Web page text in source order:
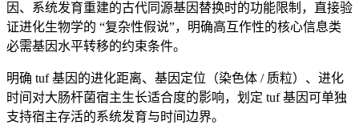
因、系统发育重建的古代同源基因替换时的功能限制，直接验
证进化生物学的 “复杂性假说”，明确高互作性的核心信息类
必需基因水平转移的约束条件。
明确 tuf 基因的进化距离、基因定位（染色体 / 质粒）、进化
时间对大肠杆菌宿主生长适合度的影响，划定 tuf 基因可单独
支持宿主存活的系统发育与时间边界。